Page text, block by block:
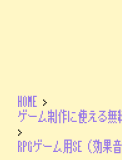
HOME >
ゲーム制作に使える無
>
RPGゲーム用SE（効果音